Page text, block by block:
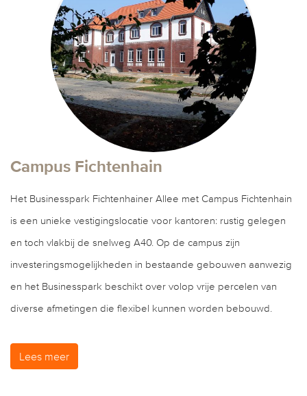
Campus Fichtenhain
Het Businesspark Fichtenhainer Allee met Campus Fichtenhain
is een unieke vestigingslocatie voor kantoren: rustig gelegen
en toch vlakbij de snelweg A40. Op de campus zijn
investeringsmogelijkheden in bestaande gebouwen aanwezig
en het Businesspark beschikt over volop vrije percelen van
diverse afmetingen die flexibel kunnen worden bebouwd.
Lees meer